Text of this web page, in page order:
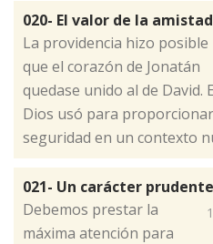
020- El valor de la amistad
​La providencia hizo posible
que el corazón de Jonatán
quedase unido al de David.
Dios usó para
seguridad en un contexto
021- Un carácter prudente
​Debemos prestar la
máxima atención para